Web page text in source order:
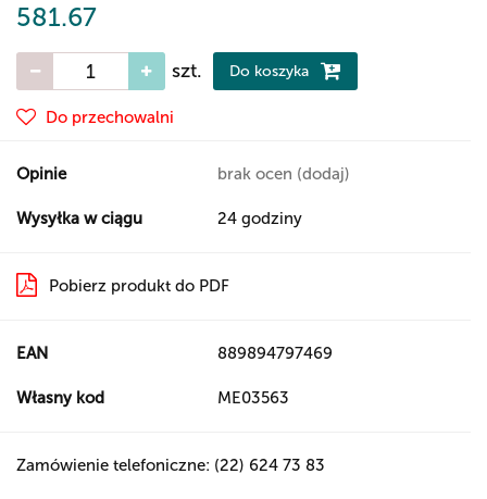
581.67
szt. Do koszyka
Do przechowalni
Opinie brak ocen (dodaj)
Wysyłka w ciągu 24 godziny
Pobierz produkt do PDF
EAN 889894797469
Własny kod ME03563
Zamówienie telefoniczne: (22) 624 73 83